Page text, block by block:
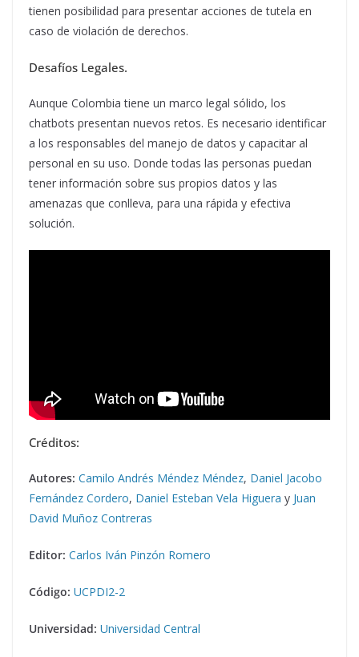
tienen posibilidad para presentar acciones de tutela en
caso de violación de derechos.
Desafíos Legales.
Aunque Colombia tiene un marco legal sólido, los
chatbots presentan nuevos retos. Es necesario identificar
a los responsables del manejo de datos y capacitar al
personal en su uso. Donde todas las personas puedan
tener información sobre sus propios datos y las
amenazas que conlleva, para una rápida y efectiva
solución.
Créditos:
Autores: Camilo Andrés Méndez Méndez, Daniel Jacobo
Fernández Cordero, Daniel Esteban Vela Higuera y Juan
David Muñoz Contreras
Editor: Carlos Iván Pinzón Romero
Código: UCPDI2-2
Universidad: Universidad Central